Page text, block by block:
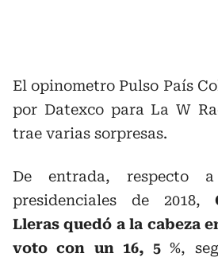
El opinometro Pulso País
por Datexco para La W
trae varias sorpresas.
De entrada, respecto
presidenciales de 2018,
Lleras quedó a la cabeza
voto con un 16, 5 %,